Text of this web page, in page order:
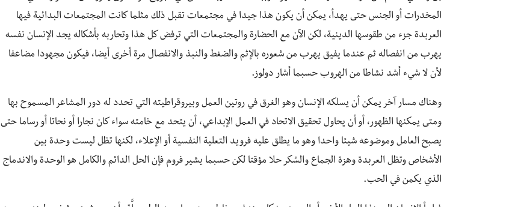
المخدرات أو الجنس حتى يهدأ، يمكن أن يكون هذا جيدا في مجتمعات تقبل ذلك مثلما كانت المجتمعات البدائية فيها
العربدة جزء من طقوسها الدينية، لكن الآن مع الحضارة والمجتمعات التي ترفض كل هذا وتحاربه بأشكاله يجد الإنسان نفسه
يهرب من انفصاله ثم عندما يفيق يهرب من شعوره بالإثم والضغط والنبذ والانفصال مرة أخرى أيضا، فيكون مجهودا مضاعفا
لأن لا شيء أشد نشاطا من الهروب حسبما أشار دولوز.
وهناك مسار آخر يمكن أن يسلكه الإنسان وهو الغرق في روتين العمل وبيروقراطيته التي تحدد له دور المشاعر المسموح بها
ومتى يمكنها الظهور، أو أن يحاول تحقيق الاتحاد في العمل الإبداعي، أن يتحد مع خامته سواء كان نجارا أو نحاتا أو رساما حتى
يصبح العامل وموضوعه شيئا واحدا وهو ما يطلق عليه فرويد التعلية النفسية أو الإعلاء، لكنها تظل ليست وحدة بين
الأشخاص وتظل العربدة وهزة الجماع والسُكر حلا مؤقتا لكن حسبما يشير فروم فإن الحل الدائم والكامل هو الوحدة والاندماج
الذي يكمن في الحب.